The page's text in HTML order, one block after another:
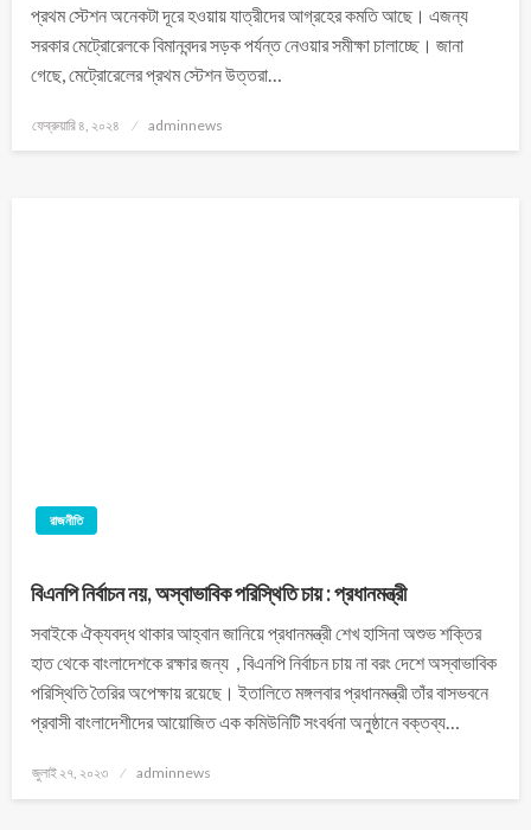
প্রথম স্টেশন অনেকটা দূরে হওয়ায় যাত্রীদের আগ্রহের কমতি আছে। এজন্য
সরকার মেট্রোরেলকে বিমানবন্দর সড়ক পর্যন্ত নেওয়ার সমীক্ষা চালাচ্ছে। জানা
গেছে, মেট্রোরেলের প্রথম স্টেশন উত্তরা…
ফেব্রুয়ারি ৪, ২০২৪ adminnews
রাজনীতি
বিএনপি নির্বাচন নয়, অস্বাভাবিক পরিস্থিতি চায় : প্রধানমন্ত্রী
সবাইকে ঐক্যবদ্ধ থাকার আহ্বান জানিয়ে প্রধানমন্ত্রী শেখ হাসিনা অশুভ শক্তির
হাত থেকে বাংলাদেশকে রক্ষার জন্য , বিএনপি নির্বাচন চায় না বরং দেশে অস্বাভাবিক
পরিস্থিতি তৈরির অপেক্ষায় রয়েছে। ইতালিতে মঙ্গলবার প্রধানমন্ত্রী তাঁর বাসভবনে
প্রবাসী বাংলাদেশীদের আয়োজিত এক কমিউনিটি সংবর্ধনা অনুষ্ঠানে বক্তব্য…
জুলাই ২৭, ২০২৩ adminnews